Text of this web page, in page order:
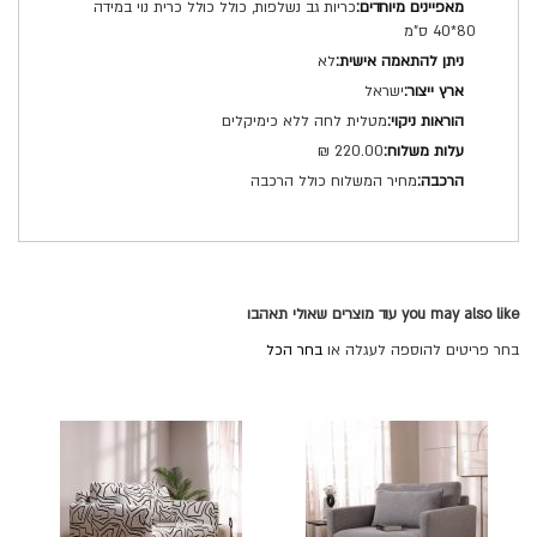
כריות גב נשלפות, כולל כולל כרית נוי במידה
80*40 ס"מ
לא
ישראל
מטלית לחה ללא כימיקלים
220.00 ₪
מחיר המשלוח כולל הרכבה
you may also like עוד מוצרים שאולי תאהבו
בחר פריטים להוספה לעגלה או בחר הכל